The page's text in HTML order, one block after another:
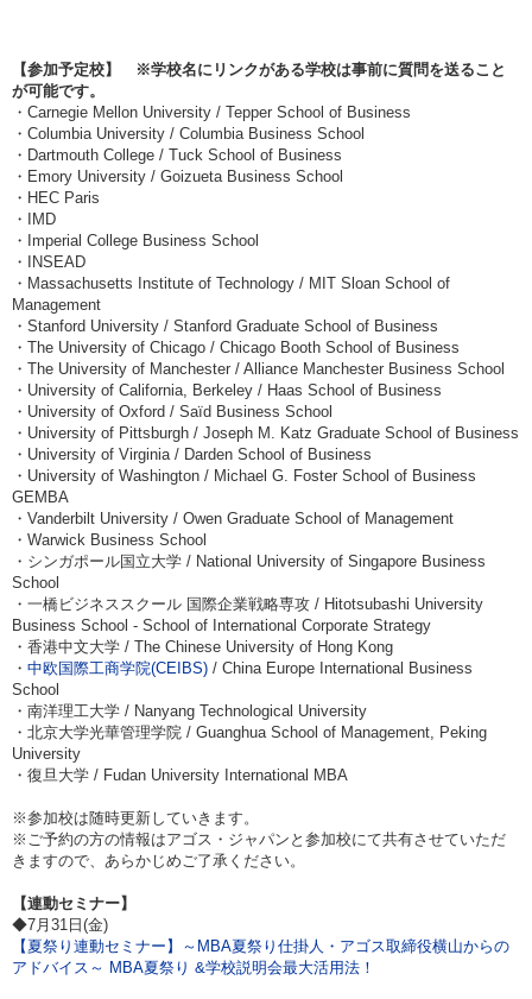
【参加予定校】
※学校名にリンクがある学校は事前に質問を送ること
が可能です。
・Carnegie Mellon University / Tepper School of Business
・Columbia University / Columbia Business School
・Dartmouth College / Tuck School of Business
・Emory University / Goizueta Business School
・HEC Paris
・IMD
・Imperial College Business School
・INSEAD
・Massachusetts Institute of Technology / MIT Sloan School of
Management
・Stanford University / Stanford Graduate School of Business
・The University of Chicago / Chicago Booth School of Business
・The University of Manchester / Alliance Manchester Business School
・University of California, Berkeley / Haas School of Business
・University of Oxford / Saïd Business School
・University of Pittsburgh / Joseph M. Katz Graduate School of Business
・University of Virginia / Darden School of Business
・University of Washington / Michael G. Foster School of Business
GEMBA
・Vanderbilt University / Owen Graduate School of Management
・Warwick Business School
・シンガポール国立大学 / National University of Singapore Business
School
・一橋ビジネススクール 国際企業戦略専攻 / Hitotsubashi University
Business School - School of International Corporate Strategy
・香港中文大学 / The Chinese University of Hong Kong
・ 中欧国際工商学院(CEIBS) / China Europe International Business
School
・南洋理工大学 / Nanyang Technological University
・北京大学光華管理学院 / Guanghua School of Management, Peking
University
・復旦大学 / Fudan University International MBA
※参加校は随時更新していきます。
※ご予約の方の情報はアゴス・ジャパンと参加校にて共有させていただ
きますので、あらかじめご了承ください。
【連動セミナー】
◆7月31日(金)
【夏祭り連動セミナー】～MBA夏祭り仕掛人・アゴス取締役横山からの
アドバイス～ MBA夏祭り &学校説明会最大活用法！